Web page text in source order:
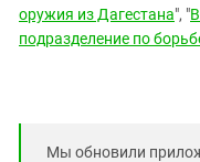
оружия из Дагестана", "
подразделение по
Мы обновили